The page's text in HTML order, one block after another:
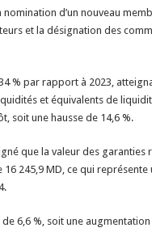
d’un nouveau
et la désignation des
% par rapport à 2023,
et équivalents de
soit une hausse de 14,6 %.
que la valeur des garanties
245,9 MD, ce qui représente
6,6 %, soit une augmentation